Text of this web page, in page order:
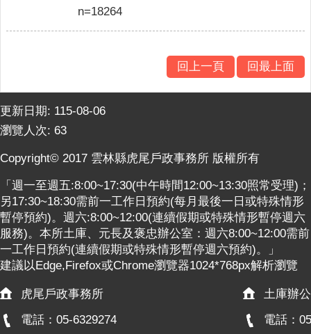
意
相
關
連
結
站
導
覽
檢
索
詢
n=18264
回上一頁 回最上面
更新日期: 115-08-06
瀏覽人次: 63
Copyright© 2017 雲林縣虎尾戶政事務所 版權所有
「週一至週五:8:00~17:30(中午時間12:00~13:30照常受理)；
另17:30~18:30需前一工作日預約(每月最後一日或特殊情形
暫停預約)。週六:8:00~12:00(連續假期或特殊情形暫停週六
服務)。本所土庫、元長及褒忠辦公室：週六8:00~12:00需前
一工作日預約(連續假期或特殊情形暫停週六預約)。」
建議以Edge,Firefox或Chrome瀏覽器1024*768px解析瀏覽
虎尾戶政事務所
電話：05-6329274
土庫辦
電話：